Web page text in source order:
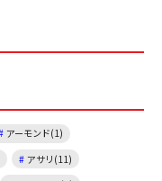
アーモンド(1)
アサリ(11)